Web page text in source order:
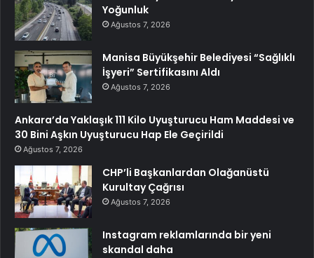
Yoğunluk
Ağustos 7, 2026
Manisa Büyükşehir Belediyesi “Sağlıklı
İşyeri” Sertifikasını Aldı
Ağustos 7, 2026
Ankara’da Yaklaşık 111 Kilo Uyuşturucu Ham Maddesi ve
30 Bini Aşkın Uyuşturucu Hap Ele Geçirildi
Ağustos 7, 2026
CHP’li Başkanlardan Olağanüstü
Kurultay Çağrısı
Ağustos 7, 2026
Instagram reklamlarında bir yeni
skandal daha